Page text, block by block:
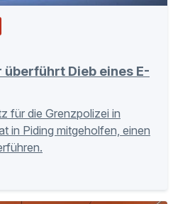
Dieb eines E-
für die Grenzpolizei in
in Piding mitgeholfen, einen